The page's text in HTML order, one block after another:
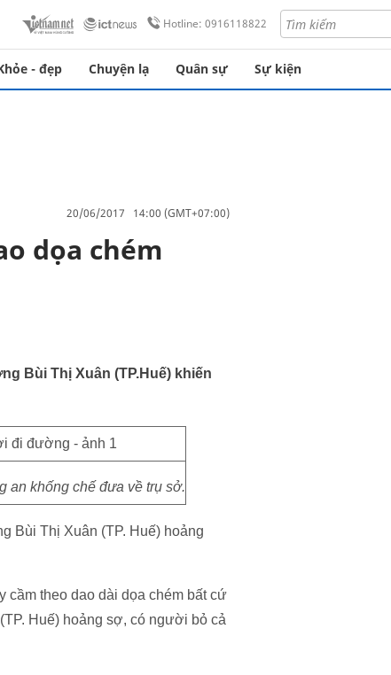
Hotline: 0916118822
- đẹp Chuyện lạ Quân sự Sự kiện
20/06/2017 14:00 (GMT+07:00)
dọa chém
Bùi Thị Xuân (TP.Huế) khiến
an khống chế đưa về trụ sở.
Bùi Thị Xuân (TP. Huế) hoảng
cầm theo dao dài dọa chém bất cứ
Huế) hoảng sợ, có người bỏ cả